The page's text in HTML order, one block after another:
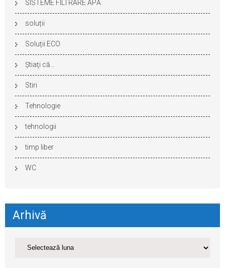
SISTEME FILTRARE APĂ
soluții
Soluții ECO
Ştiaţi că…
Stiri
Tehnologie
tehnologii
timp liber
WC
Arhivă